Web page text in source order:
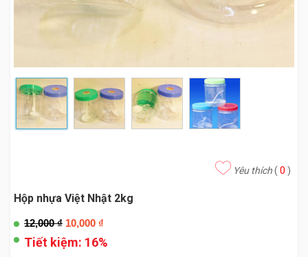
Yêu thích( 0 )
Hộp nhựa Việt Nhật 2kg
12,000₫ 10,000 ₫
Tiết kiệm: 16%